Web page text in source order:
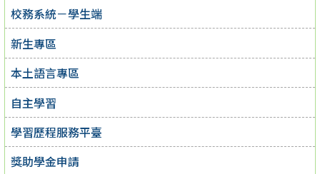
校務系統－學生端
新生專區
本土語言專區
自主學習
學習歷程服務平臺
獎助學金申請